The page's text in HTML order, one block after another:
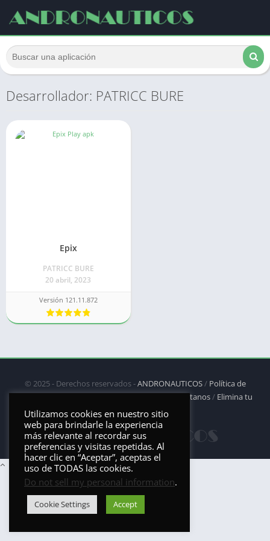
Desarrollador: PATRICC BURE
Epix
PATRICC BURE
20 abril, 2023
Versión 121.11.872
© 2025 - Derechos reservados -ANDRONAUTICOS/ Política de
privacidad/Política de Cookies/DMCA/Contáctanos/ Elimina tu
aplicación
Utilizamos cookies en nuestro sitio
web para brindarle la experiencia
más relevante al recordar sus
preferencias y visitas repetidas. Al
hacer clic en “Aceptar”, aceptas el
uso de TODAS las cookies.
Do not sell my personal information.
Cookie Settings Accept